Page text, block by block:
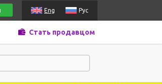
Eng Рус
Стать продавцом